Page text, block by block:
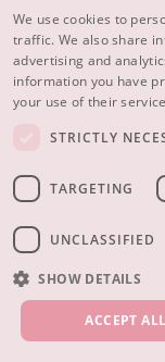
Haut
ÜBER
Mehr über uns
Inspiration
We use cookies to
traffic. We also share
advertising and
information you have
your use of their
STRICTLY
TARGETING
UNCLASSIFIED
SHOW DETAILS
ACCEPT ALL